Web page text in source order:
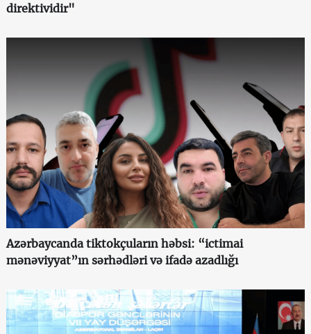
direktividir"
Azərbaycanda tiktokçuların həbsi: “ictimai
mənəviyyat”ın sərhədləri və ifadə azadlığı